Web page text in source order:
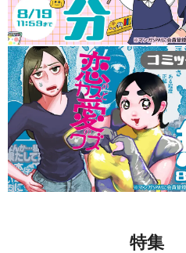
特集